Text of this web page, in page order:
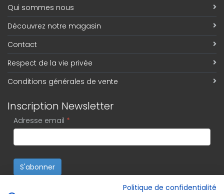
Qui sommes nous
Découvrez notre magasin
Contact
Respect de la vie privée
Conditions générales de vente
Inscription Newsletter
Adresse email *
S'abonner
Politique de confidentialité